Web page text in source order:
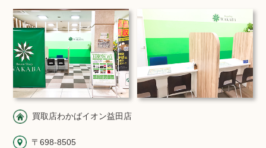
買取店わかばイオン益田店
〒698-8505